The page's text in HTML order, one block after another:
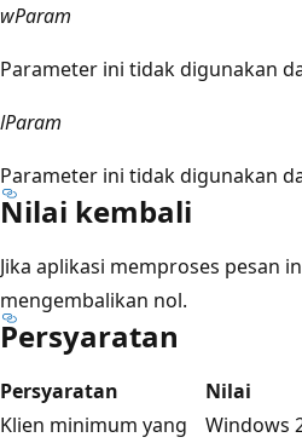
wParam
Parameter ini tidak digunakan
lParam
Parameter ini tidak digunakan
Nilai kembali
Jika aplikasi memproses pesan
mengembalikan nol.
Persyaratan
Persyaratan
Nilai
Klien minimum yang
Windows